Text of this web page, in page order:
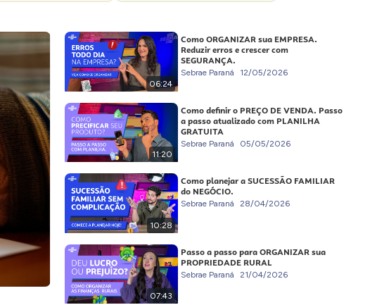
06:24
Como ORGANIZAR sua EMPRESA.
Reduzir erros e crescer com
SEGURANÇA.
Sebrae Paraná 12/05/2026
11:20
Como definir o PREÇO DE VENDA. Passo
a passo atualizado com PLANILHA
GRATUITA
Sebrae Paraná 05/05/2026
10:28
Como planejar a SUCESSÃO FAMILIAR
do NEGÓCIO.
Sebrae Paraná 28/04/2026
07:43
Passo a passo para ORGANIZAR sua
PROPRIEDADE RURAL
Sebrae Paraná 21/04/2026